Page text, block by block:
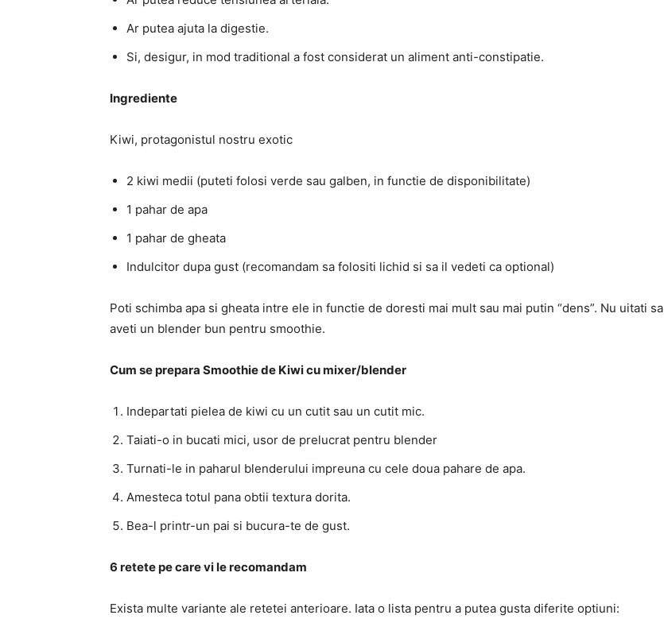
Ar putea ajuta la digestie.
Si, desigur, in mod traditional a fost considerat un aliment anti-constipatie.
Ingrediente
Kiwi, protagonistul nostru exotic
2 kiwi medii (puteti folosi verde sau galben, in functie de disponibilitate)
1 pahar de apa
1 pahar de gheata
Indulcitor dupa gust (recomandam sa folositi lichid si sa il vedeti ca optional)
Poti schimba apa si gheata intre ele in functie de doresti mai mult sau mai putin “dens”. Nu uitati sa
aveti un blender bun pentru smoothie.
Cum se prepara Smoothie de Kiwi cu mixer/blender
Indepartati pielea de kiwi cu un cutit sau un cutit mic.
Taiati-o in bucati mici, usor de prelucrat pentru blender
Turnati-le in paharul blenderului impreuna cu cele doua pahare de apa.
Amesteca totul pana obtii textura dorita.
Bea-l printr-un pai si bucura-te de gust.
6 retete pe care vi le recomandam
Exista multe variante ale retetei anterioare. Iata o lista pentru a putea gusta diferite optiuni: